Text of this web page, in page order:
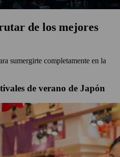
de los mejores
sumergirte completamente en la
de verano de Japón